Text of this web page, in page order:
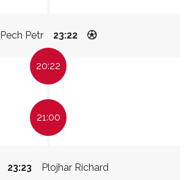
Pech Petr 23:22
20:22
21:00
Plojhar Richard
23:23